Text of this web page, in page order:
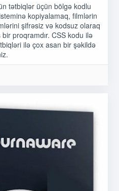
tətbiqlər üçün bölgə kodlu
kopiyalamaq, filmlərin
şifrəsiz və kodsuz olaraq
proqramdır. CSS kodu ilə
ilə çox asan bir şəkildə